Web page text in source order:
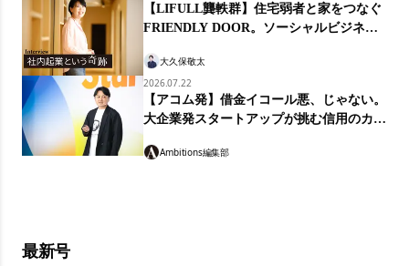
【LIFULL龔軼群】住宅弱者と家をつなぐ
FRIENDLY DOOR。ソーシャルビジネス
大久保敬太
2026.07.22
【アコム発】借金イコール悪、じゃない。
大企業発スタートアップが挑む信用のカタ
Ambitions編集部
最新号